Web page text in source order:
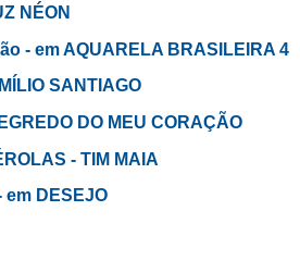
NÉON
- em AQUARELA BRASILEIRA 4
SANTIAGO
DO MEU CORAÇÃO
- TIM MAIA
em DESEJO